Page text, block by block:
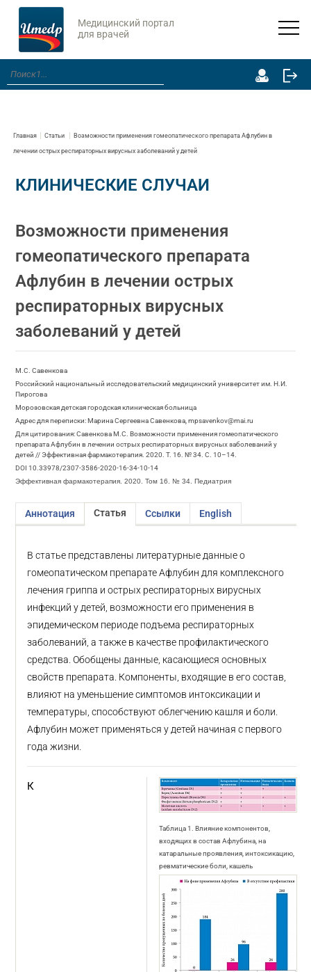
Медицинский портал
для врачей
Главная Статьи Возможности применения гомеопатического препарата Афлубин в
лечении острых респираторных вирусных заболеваний у детей
КЛИНИЧЕСКИЕ СЛУЧАИ
Возможности применения
гомеопатического препарата
Афлубин в лечении острых
респираторных вирусных
заболеваний у детей
М.С. Савенкова
Российский национальный исследовательский медицинский университет им. Н.И.
Пирогова
Морозовская детская городская клиническая больница
Адрес для переписки: Марина Сергеевна Савенкова, mpsavenkov@mai.ru
Для цитирования: Савенкова М.С. Возможности применения гомеопатического
препарата Афлубин в лечении острых респираторных вирусных заболеваний у
детей // Эффективная фармакотерапия. 2020. Т. 16. № 34. С. 10–14.
DOI 10.33978/2307-3586-2020-16-34-10-14
Эффективная фармакотерапия. 2020. Том 16. № 34. Педиатрия
Аннотация Статья Ссылки English
В статье представлены литературные данные о
гомеопатическом препарате Афлубин для комплексного
лечения гриппа и острых респираторных вирусных
инфекций у детей, возможности его применения в
эпидемическом периоде подъема респираторных
заболеваний, а также в качестве профилактического
средства. Обобщены данные, касающиеся основных
свойств препарата. Компоненты, входящие в его состав,
влияют на уменьшение симптомов интоксикации и
температуры, способствуют облегчению кашля и боли.
Афлубин может применяться у детей начиная с первого
года жизни.
Таблица 1. Влияние компонентов,
входящих в состав Афлубина, на
катаральные проявления, интоксикацию,
ревматические боли, кашель
К